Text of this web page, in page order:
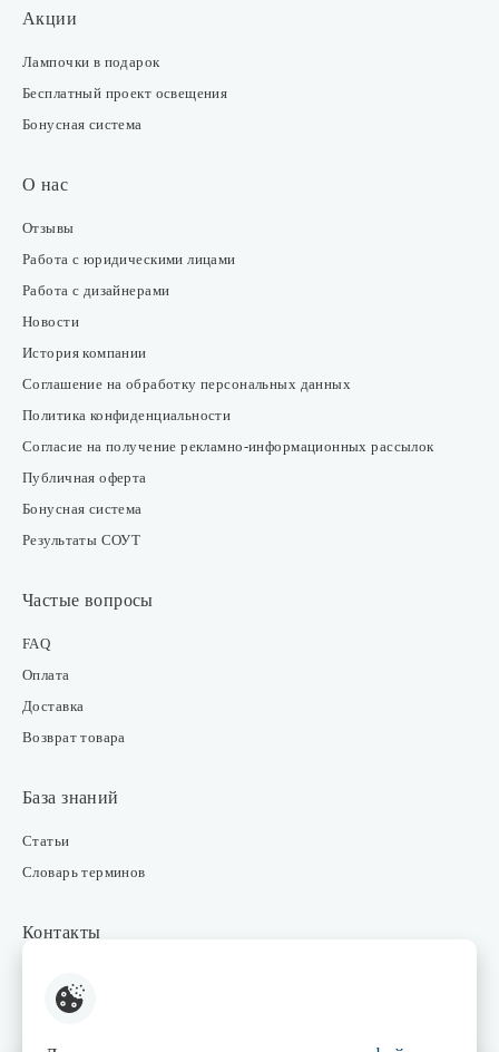
Акции
Лампочки в подарок
Бесплатный проект освещения
Бонусная система
О нас
Отзывы
Работа с юридическими лицами
Работа с дизайнерами
Новости
История компании
Соглашение на обработку персональных данных
Политика конфиденциальности
Согласие на получение рекламно-информационных рассылок
Публичная оферта
Бонусная система
Результаты СОУТ
Частые вопросы
FAQ
Оплата
Доставка
Возврат товара
База знаний
Статьи
Словарь терминов
Контакты
Интернет-магазин